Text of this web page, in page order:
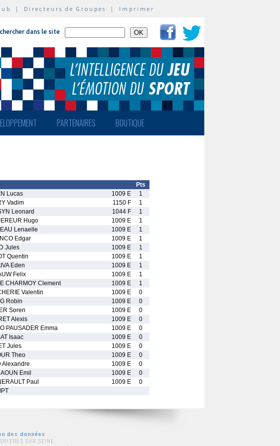
| Directeurs de Groupes | Imprimer
dans le site
PARTENAIRES BOUTIQUE
Pts
Lucas 1009 E
1
Vadim 1150 F
1
Leonard 1044 F
1
Hugo 1009 E
1
Lenaelle 1009 E
1
Edgar 1009 E
1
Jules 1009 E
1
Quentin 1009 E
1
Eden 1009 E
1
Felix 1009 E
1
CHARMOY Clement 1009 E
1
Valentin 1009 E
0
Robin 1009 E
0
Soren 1009 E
0
Alexis 1009 E
0
PAUSADER Emma 1009 E
0
Isaac 1009 E
0
Jules 1009 E
0
Theo 1009 E
0
Alexandre 1009 E
0
Emil 1009 E
0
Paul 1009 E
0
des données
SUR SEINE